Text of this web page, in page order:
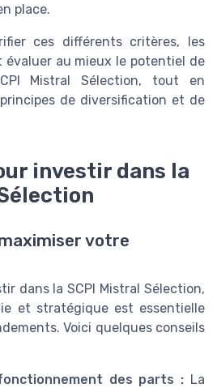
place.
ces différents critères, les
évaluer au mieux le potentiel de
Mistral Sélection, tout en
de diversification et de
investir dans la
votre
dans la SCPI Mistral Sélection,
et stratégique est essentielle
Voici quelques conseils
des parts : La